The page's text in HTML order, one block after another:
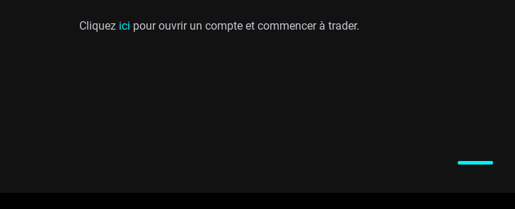
Cliquez ici pour ouvrir un compte et commencer à trader.